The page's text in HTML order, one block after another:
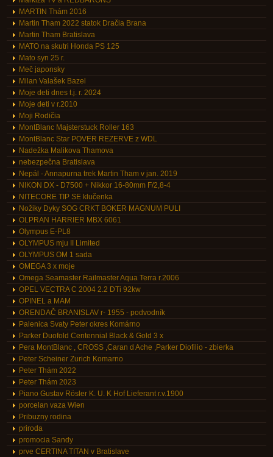
MARTIN Thám 2016
Martin Tham 2022 statok Dračia Brana
Martin Tham Bratislava
MATO na skutri Honda PS 125
Mato syn 25 r.
Meč japonsky
Milan Valašek Bazel
Moje deti dnes t.j. r. 2024
Moje deti v r.2010
Moji Rodičia
MontBlanc Majsterstuck Roller 163
MontBlanc Star POVER REZERVE z WDL
Nadežka Malikova Thamova
nebezpečna Bratislava
Nepál - Annapurna trek Martin Tham v jan. 2019
NIKON DX - D7500 + Nikkor 16-80mm F/2,8-4
NITECORE TIP SE klučenka
Nožiky Dyky SOG CRKT BOKER MAGNUM PULI
OLPRAN HARRIER MBX 6061
Olympus E-PL8
OLYMPUS mju II Limited
OLYMPUS OM 1 sada
OMEGA 3 x moje
Omega Seamaster Railmaster Aqua Terra r.2006
OPEL VECTRA C 2004 2.2 DTi 92kw
OPINEL a MAM
ORENDAČ BRANISLAV r- 1955 - podvodník
Palenica Svaty Peter okres Komárno
Parker Duofold Centennial Black & Gold 3 x
Pera MontBlanc , CROSS ,Caran d Ache ,Parker Diofilio - zbierka
Peter Scheiner Zurich Komarno
Peter Thám 2022
Peter Thám 2023
Piano Gustav Rösler K. U. K Hof Lieferant r.v.1900
porcelan vaza Wien
Pribuzny rodina
priroda
promocia Sandy
prve CERTINA TITAN v Bratislave